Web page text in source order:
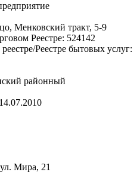
Менковский тракт, 5-9
Реестре: 524142
Реестре бытовых услуг:
районный
Мира, 21